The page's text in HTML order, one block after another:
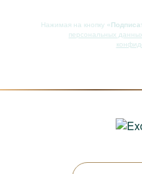
Нажимая на кнопку
персональных данных